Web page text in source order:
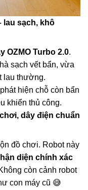
lau sạch, khô
OZMO Turbo 2.0.
sạch vết bẩn, vừa
lau thường.
hiện chỗ còn bẩn
khiển thủ công.
dây điện chuẩn
đồ chơi. Robot này
diện chính xác
còn cảnh robot
con máy cũ 😅